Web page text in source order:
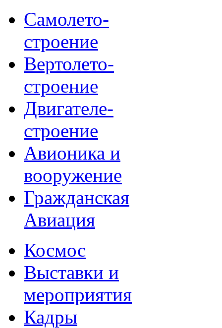
Самолето-
строение
Вертолето-
строение
Двигателе-
строение
Авионика и
вооружение
Гражданская
Авиация
Космос
Выставки и
мероприятия
Кадры